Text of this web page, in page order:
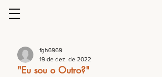
"Eu sou o Outro?"
fgh6969
19 de dez. de 2022